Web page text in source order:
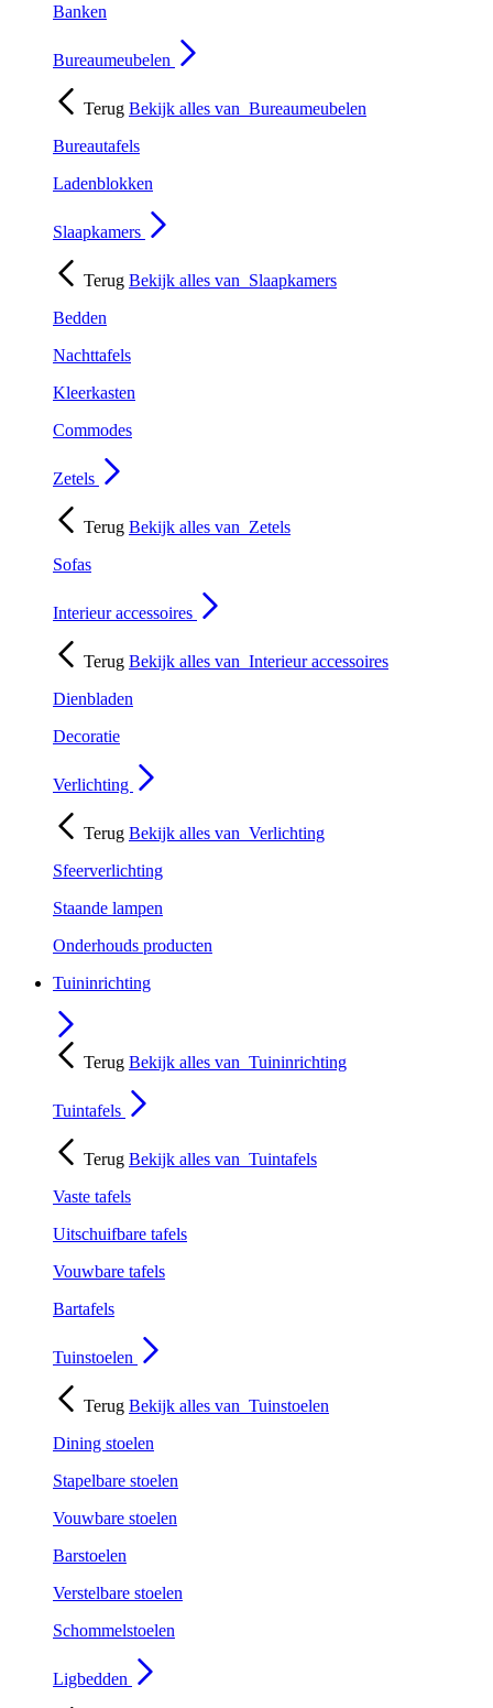
Banken
Bureaumeubelen
Terug Bekijk alles van Bureaumeubelen
Bureautafels
Ladenblokken
Slaapkamers
Terug Bekijk alles van Slaapkamers
Bedden
Nachttafels
Kleerkasten
Commodes
Zetels
Terug Bekijk alles van Zetels
Sofas
Interieur accessoires
Terug Bekijk alles van Interieur accessoires
Dienbladen
Decoratie
Verlichting
Terug Bekijk alles van Verlichting
Sfeerverlichting
Staande lampen
Onderhouds producten
Tuininrichting
Terug Bekijk alles van Tuininrichting
Tuintafels
Terug Bekijk alles van Tuintafels
Vaste tafels
Uitschuifbare tafels
Vouwbare tafels
Bartafels
Tuinstoelen
Terug Bekijk alles van Tuinstoelen
Dining stoelen
Stapelbare stoelen
Vouwbare stoelen
Barstoelen
Verstelbare stoelen
Schommelstoelen
Ligbedden